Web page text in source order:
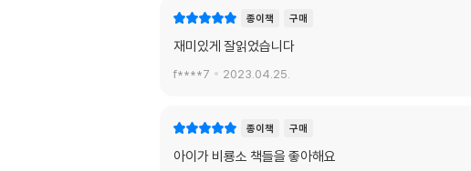
종이책 구매
재미있게 잘읽었습니다
f****7 2023.04.25.
종이책 구매
아이가 비룡소 책들을 좋아해요